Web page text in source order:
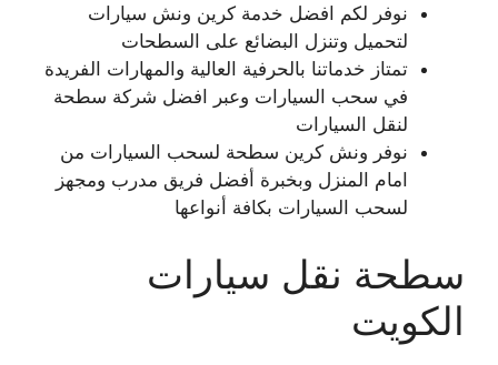
نوفر لكم افضل خدمة كرين ونش سيارات
لتحميل وتنزل البضائع على السطحات
تمتاز خدماتنا بالحرفية العالية والمهارات الفريدة
في سحب السيارات وعبر افضل شركة سطحة
لنقل السيارات
نوفر ونش كرين سطحة لسحب السيارات من
امام المنزل وبخبرة أفضل فريق مدرب ومجهز
لسحب السيارات بكافة أنواعها
سطحة نقل سيارات
الكويت